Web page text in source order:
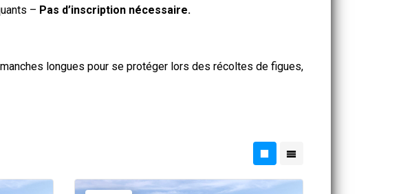
– Pas d’inscription nécessaire.
longues pour se protéger lors des récoltes de figues,